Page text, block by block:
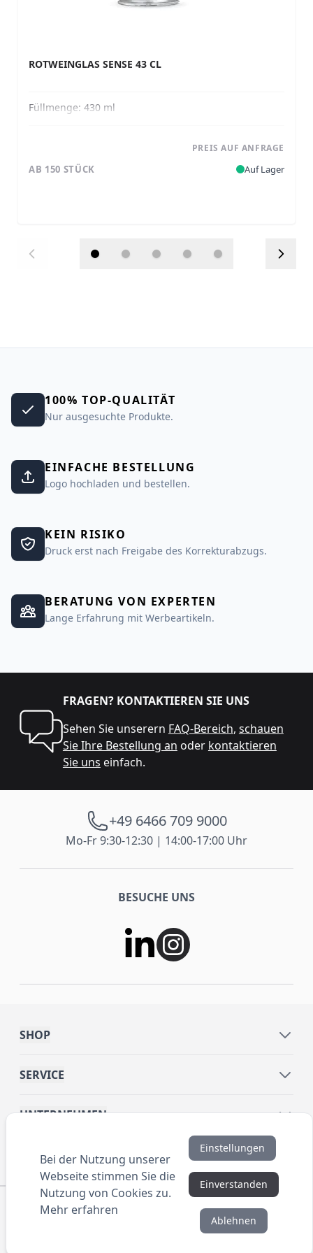
ROTWEINGLAS SENSE 43 CL
Füllmenge: 430 ml
PREIS AUF ANFRAGE
AB 150 STÜCK Auf Lager
100% TOP-QUALITÄT
Nur ausgesuchte Produkte.
EINFACHE BESTELLUNG
Logo hochladen und bestellen.
KEIN RISIKO
Druck erst nach Freigabe des Korrekturabzugs.
BERATUNG VON EXPERTEN
Lange Erfahrung mit Werbeartikeln.
FRAGEN? KONTAKTIEREN SIE UNS
Sehen Sie unserern FAQ-Bereich, schauen
Sie Ihre Bestellung an oder kontaktieren
Sie uns einfach.
+49 6466 709 9000
Mo-Fr 9:30-12:30 | 14:00-17:00 Uhr
BESUCHE UNS
SHOP
SERVICE
UNTERNEHMEN
INFORMATIONEN
© 2016 ANYBRAND.de. All Rights Reserved. Alle
Preisangaben sind Nettopreise zzgl. MwSt. und Versand.
Kein Privatverkauf. Unser Angebot richtet sich
Bei der Nutzung unserer
Webseite stimmen Sie die
Nutzung von Cookies zu.
Mehr erfahren
Einstellungen
Einverstanden
Ablehnen